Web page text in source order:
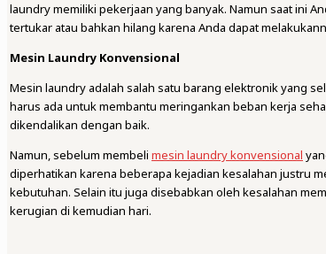
laundry memiliki pekerjaan yang banyak. Namun saat ini
tertukar atau bahkan hilang karena Anda dapat
Mesin Laundry Konvensional
Mesin laundry adalah salah satu barang elektronik yang
harus ada untuk membantu meringankan beban kerja
dikendalikan dengan baik.
Namun, sebelum membeli mesin laundry konvensional
diperhatikan karena beberapa kejadian kesalahan justru
kebutuhan. Selain itu juga disebabkan oleh kesalahan
kerugian di kemudian hari.